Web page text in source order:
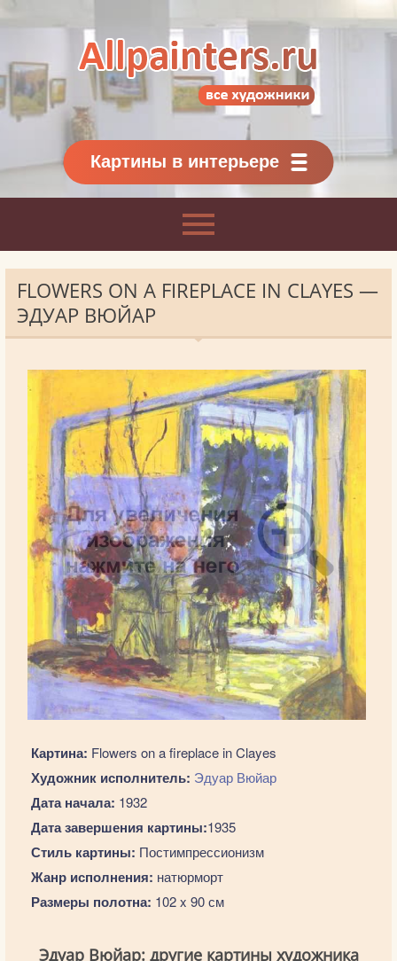
Картины классиков
и современников
Картины в интерьере
FLOWERS ON A FIREPLACE IN CLAYES —
ЭДУАР ВЮЙАР
Картина: Flowers on a fireplace in Clayes
Художник исполнитель: Эдуар Вюйар
Дата начала: 1932
Дата завершения картины:1935
Стиль картины: Постимпрессионизм
Жанр исполнения: натюрморт
Размеры полотна: 102 x 90 см
Эдуар Вюйар: другие картины художника